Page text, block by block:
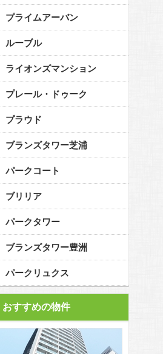
プライムアーバン
ルーブル
ライオンズマンション
プレール・ドゥーク
プラウド
ブランズタワー芝浦
パークコート
ブリリア
パークタワー
ブランズタワー豊洲
パークリュクス
おすすめの物件